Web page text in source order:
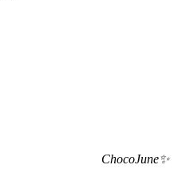
ChocoJune✨